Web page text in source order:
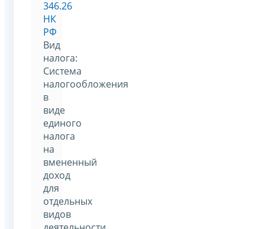
346.26
НК
РФ
Вид
налога:
Система
налогообложения
в
виде
единого
налога
на
вмененный
доход
для
отдельных
видов